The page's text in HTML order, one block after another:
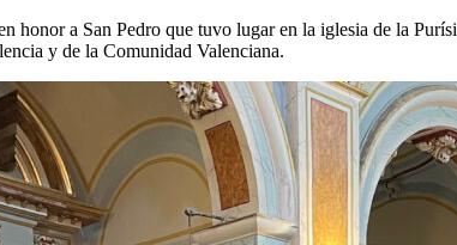
honor a San Pedro que tuvo lugar en la iglesia de la
y de la Comunidad Valenciana.